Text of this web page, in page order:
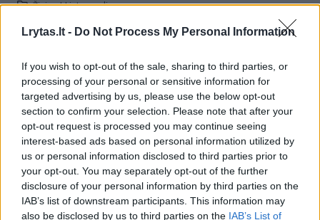
Lrytas.lt - Do Not Process My Personal Information
If you wish to opt-out of the sale, sharing to third parties, or
processing of your personal or sensitive information for
targeted advertising by us, please use the below opt-out
section to confirm your selection. Please note that after your
opt-out request is processed you may continue seeing
interest-based ads based on personal information utilized by
us or personal information disclosed to third parties prior to
your opt-out. You may separately opt-out of the further
disclosure of your personal information by third parties on the
IAB’s list of downstream participants. This information may
also be disclosed by us to third parties on the IAB’s List of
Žinios | Lietuvos diena
Žiūrimiausi įrašai
00:00:30
Vaizdai iš tragiškos avarijos Vilniaus r.: dviejų moterų ir
vaiko gyvybių išgelbėti nepavyko
Žinios | Lietuvos diena